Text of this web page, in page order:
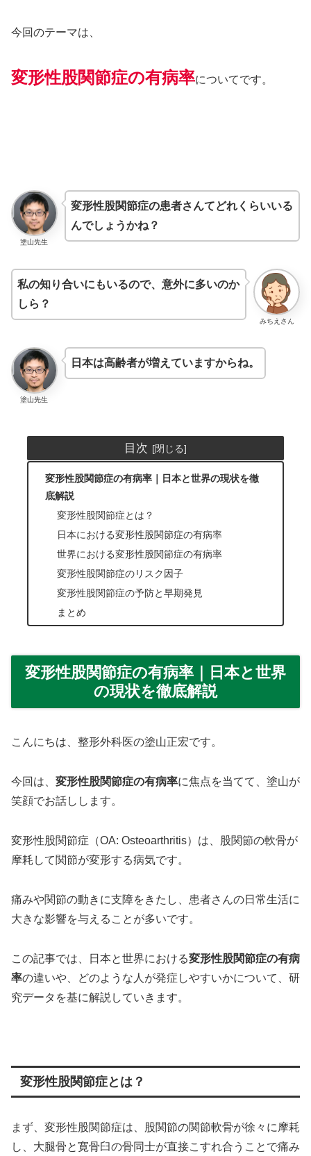
今回のテーマは、
変形性股関節症の有病率についてです。
塗山先生
変形性股関節症の患者さんてどれくらいいる
んでしょうかね？
みちえさん
私の知り合いにもいるので、意外に多いのか
しら？
塗山先生
日本は高齢者が増えていますからね。
目次
変形性股関節症の有病率｜日本と世界の現状を徹
底解説
変形性股関節症とは？
日本における変形性股関節症の有病率
世界における変形性股関節症の有病率
変形性股関節症のリスク因子
変形性股関節症の予防と早期発見
まとめ
変形性股関節症の有病率｜日本と世界
の現状を徹底解説
こんにちは、整形外科医の塗山正宏です。
今回は、 変形性股関節症の有病率に焦点を当てて、塗山が
笑顔でお話しします。
変形性股関節症（OA: Osteoarthritis）は、股関節の軟骨が
摩耗して関節が変形する病気です。
痛みや関節の動きに支障をきたし、患者さんの日常生活に
大きな影響を与えることが多いです。
この記事では、日本と世界における変形性股関節症の有病
率の違いや、どのような人が発症しやすいかについて、研
究データを基に解説していきます。
変形性股関節症とは？
まず、変形性股関節症は、股関節の関節軟骨が徐々に摩耗
し、大腿骨と寛骨臼の骨同士が直接こすれ合うことで痛み